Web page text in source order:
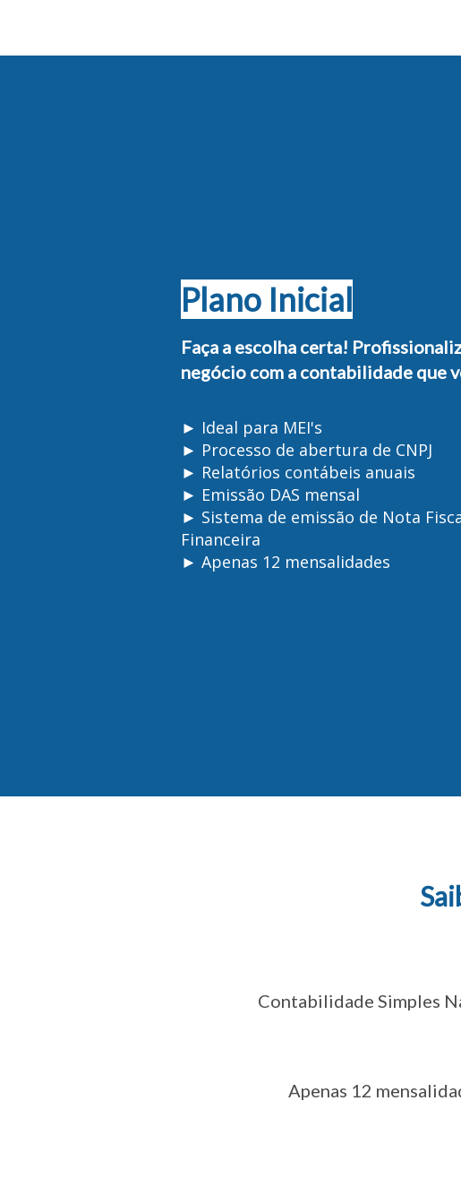
Plano Inicial
Faça a escolha certa!
negócio com a contabilidade que
► Ideal para MEI's
► Processo de abertura de CNPJ
► Relatórios contábeis anuais
► Emissão DAS mensal
► Sistema de emissão de Nota
Financeira
► Apenas 12 mensalidades
Contabilidade Simples
Apenas 12